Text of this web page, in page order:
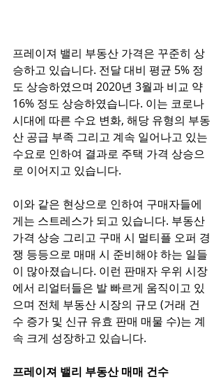
프레이져 밸리 부동산 가격은 꾸준히 상
승하고 있습니다. 전달 대비 평균 5% 정
도 상승하였으며 2020년 3월과 비교 약
16% 정도 상승하였습니다. 이는 코로나
시대에 따른 수요 변화, 해당 유형의 부동
산 공급 부족 그리고 계속 일어나고 있는
수요로 인하여 결과로 주택 가격 상승으
로 이어지고 있습니다.
이와 같은 현상으로 인하여 구매자들에
게는 스트레스가 되고 있습니다. 부동산
가격 상승 그리고 구매 시 멀티플 오퍼 경
쟁 등등으로 매매 시 준비해야 하는 일들
이 많아졌습니다. 이런 판매자 우위 시장
에서 리얼터들은 발 빠르게 움직이고 있
으며 전체 부동산 시장의 규모 (거래 건
수 증가 및 신규 유효 판매 매물 수)는 계
속 크게 성장하고 있습니다.
프레이져 밸리 부동산 매매 건수